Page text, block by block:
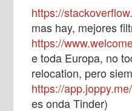
https://
mas hay, mejores
https://
e toda Europa, no
relocation, pero
https://app.joppy.me/
es onda Tinder)